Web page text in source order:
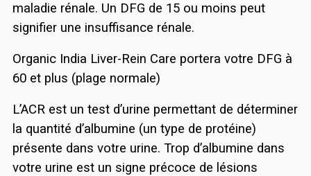
maladie rénale. Un DFG de 15 ou moins peut
signifier une insuffisance rénale.
Organic India Liver-Rein Care portera votre DFG à
60 et plus (plage normale)
L’ACR est un test d’urine permettant de déterminer
la quantité d’albumine (un type de protéine)
présente dans votre urine. Trop d’albumine dans
votre urine est un signe précoce de lésions